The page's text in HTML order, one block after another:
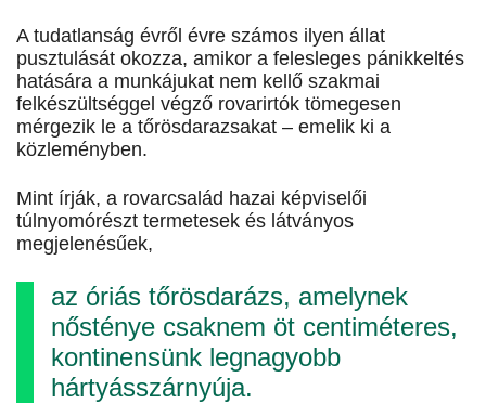
A tudatlanság évről évre számos ilyen állat
pusztulását okozza, amikor a felesleges pánikkeltés
hatására a munkájukat nem kellő szakmai
felkészültséggel végző rovarirtók tömegesen
mérgezik le a tőrösdarazsakat – emelik ki a
közleményben.
Mint írják, a rovarcsalád hazai képviselői
túlnyomórészt termetesek és látványos
megjelenésűek,
az óriás tőrösdarázs, amelynek
nősténye csaknem öt centiméteres,
kontinensünk legnagyobb
hártyásszárnyúja.